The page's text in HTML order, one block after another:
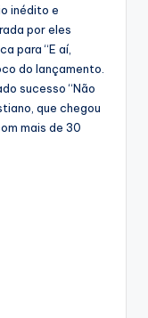
inédito e
por eles
para “E aí,
do lançamento.
sucesso “Não
que chegou
mais de 30